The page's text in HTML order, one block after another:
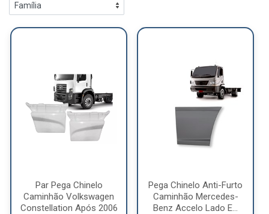
Par Pega Chinelo
Caminhão Volkswagen
Constellation Após 2006
Pega Chinelo Anti-Furto
Caminhão Mercedes-
Benz Accelo Lado E...